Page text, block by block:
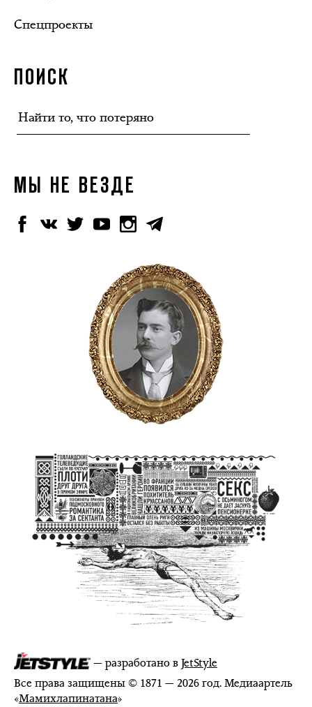
Спецпроекты
ПОИСК
МЫ НЕ ВЕЗДЕ
— разработано вJetStyle
Все права защищены © 1871 — 2026 год. Медиаартель
«Мамихлапинатана»